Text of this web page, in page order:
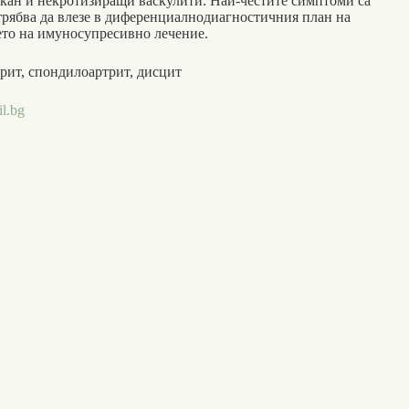
да влезе в диференциалнодиагностичния план на
на имуносупресивно лечение.
спондилоартрит, дисцит